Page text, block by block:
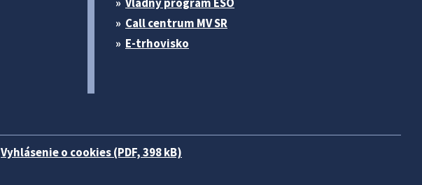
Call centrum MV SR
E-trhovisko
Vyhlásenie o cookies (PDF, 398 kB)